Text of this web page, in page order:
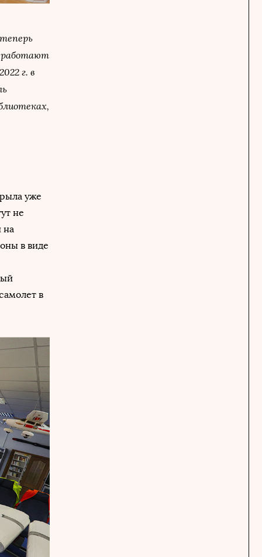
работают
г. в
уже
не
на
в виде
в